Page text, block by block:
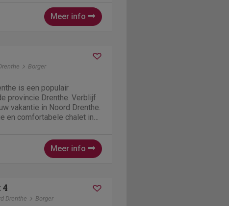
in...
Meer info
Borger
is een populair
provincie Drenthe. Verblijf
vakantie in Noord Drenthe.
en comfortabele chalet in
Meer info
Drenthe Borger